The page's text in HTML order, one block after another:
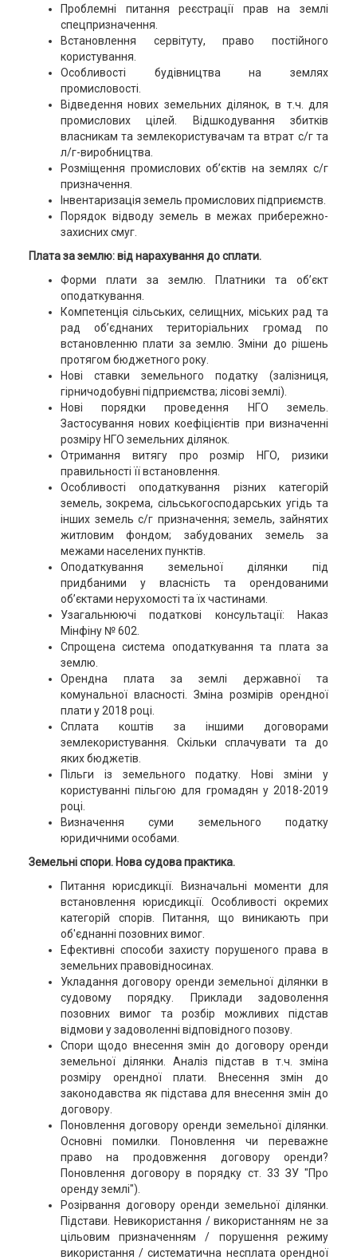
Проблемні питання реєстрації прав на землі
спецпризначення.
Встановлення сервітуту, право постійного
користування.
Особливості будівництва на землях
промисловості.
Відведення нових земельних ділянок, в т.ч. для
промислових цілей. Відшкодування збитків
власникам та землекористувачам та втрат с/г та
л/г-виробництва.
Розміщення промислових об’єктів на землях с/г
призначення.
Інвентаризація земель промислових підприємств.
Порядок відводу земель в межах прибережно-
захисних смуг.
Плата за землю: від нарахування до сплати.
Форми плати за землю. Платники та об’єкт
оподаткування.
Компетенція сільських, селищних, міських рад та
рад об’єднаних територіальних громад по
встановленню плати за землю. Зміни до рішень
протягом бюджетного року.
Нові ставки земельного податку (залізниця,
гірничодобувні підприємства; лісові землі).
Нові порядки проведення НГО земель.
Застосування нових коефіцієнтів при визначенні
розміру НГО земельних ділянок.
Отримання витягу про розмір НГО, ризики
правильності її встановлення.
Особливості оподаткування різних категорій
земель, зокрема, сільськогосподарських угідь та
інших земель с/г призначення; земель, зайнятих
житловим фондом; забудованих земель за
межами населених пунктів.
Оподаткування земельної ділянки під
придбаними у власність та орендованими
об’єктами нерухомості та їх частинами.
Узагальнюючі податкові консультації: Наказ
Мінфіну № 602.
Спрощена система оподаткування та плата за
землю.
Орендна плата за землі державної та
комунальної власності. Зміна розмірів орендної
плати у 2018 році.
Сплата коштів за іншими договорами
землекористування. Скільки сплачувати та до
яких бюджетів.
Пільги із земельного податку. Нові зміни у
користуванні пільгою для громадян у 2018-2019
році.
Визначення суми земельного податку
юридичними особами.
Земельні спори. Нова судова практика.
Питання юрисдикції. Визначальні моменти для
встановлення юрисдикції. Особливості окремих
категорій спорів. Питання, що виникають при
об'єднанні позовних вимог.
Ефективні способи захисту порушеного права в
земельних правовідносинах.
Укладання договору оренди земельної ділянки в
судовому порядку. Приклади задоволення
позовних вимог та розбір можливих підстав
відмови у задоволенні відповідного позову.
Спори щодо внесення змін до договору оренди
земельної ділянки. Аналіз підстав в т.ч. зміна
розміру орендної плати. Внесення змін до
законодавства як підстава для внесення змін до
договору.
Поновлення договору оренди земельної ділянки.
Основні помилки. Поновлення чи переважне
право на продовження договору оренди?
Поновлення договору в порядку ст. 33 ЗУ "Про
оренду землі").
Розірвання договору оренди земельної ділянки.
Підстави. Невикористання / використанням не за
цільовим призначенням / порушення режиму
використання / систематична несплата орендної